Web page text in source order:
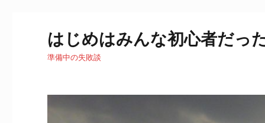
はじめはみんな初心者だっ
準備中の失敗談